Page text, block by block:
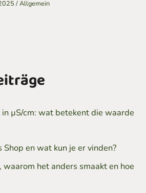
/Allgemein
µS/cm: wat betekent die waarde
en wat kun je er vinden?
het anders smaakt en hoe